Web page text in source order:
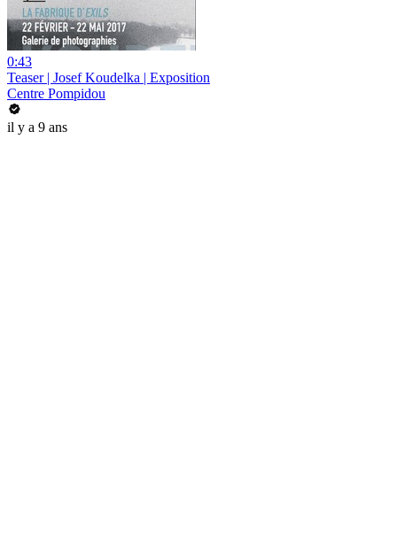
0:43
Teaser | Josef Koudelka | Exposition
Centre Pompidou
il y a 9 ans